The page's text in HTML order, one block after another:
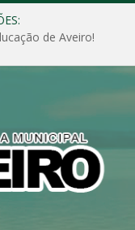
de Aveiro!